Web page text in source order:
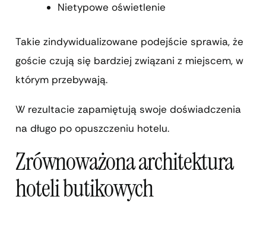
Nietypowe oświetlenie
Takie zindywidualizowane podejście sprawia, że
goście czują się bardziej związani z miejscem, w
którym przebywają.
W rezultacie zapamiętują swoje doświadczenia
na długo po opuszczeniu hotelu.
Zrównoważona architektura
hoteli butikowych